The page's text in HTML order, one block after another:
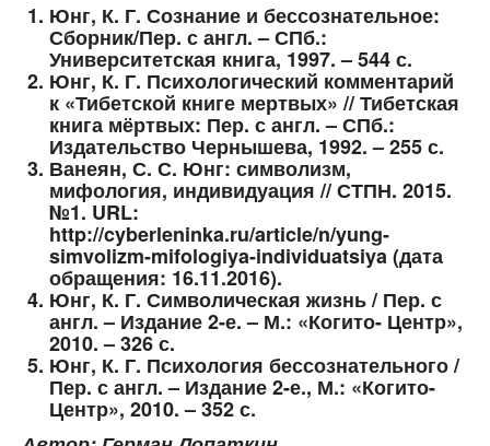
Юнг, К. Г. Сознание и бессознательное:
Сборник/Пер. с англ. – СПб.:
Университетская книга, 1997. – 544 с.
Юнг, К. Г. Психологический комментарий
к «Тибетской книге мертвых» // Тибетская
книга мёртвых: Пер. с англ. – СПб.:
Издательство Чернышева, 1992. – 255 с.
Ванеян, С. С. Юнг: символизм,
мифология, индивидуация // СТПН. 2015.
№1. URL:
http://cyberleninka.ru/article/n/yung-
simvolizm-mifologiya-individuatsiya (дата
обращения: 16.11.2016).
Юнг, К. Г. Символическая жизнь / Пер. с
англ. – Издание 2-е. – М.: «Когито- Центр»,
2010. – 326 с.
Юнг, К. Г. Психология бессознательного /
Пер. с англ. – Издание 2-е., М.: «Когито-
Центр», 2010. – 352 с.